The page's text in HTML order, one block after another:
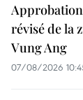
révisé de la
Vung Ang
07/08/2026